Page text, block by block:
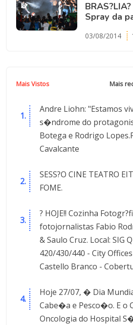
Spray da
03/08/2014
Mais Vistos Mais
Andre Liohn: "Estamos
s�ndrome do
Botega e Rodrigo
Cavalcante
SESS?O CINE TEATRO
FOME.
? HOJE!! Cozinha
fotojornalistas Fabio
& Saulo Cruz. Local: SIG
420/430/440 - City
Castello Branco -
Hoje 27/07, � Dia
Cabe�a e Pesco�o. E o
Oncologia do Hospital